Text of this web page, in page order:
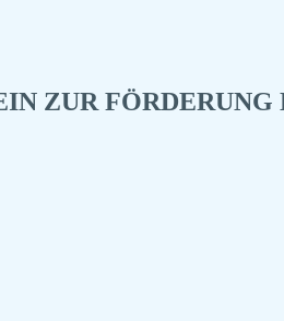
ZUR FÖRDERUNG